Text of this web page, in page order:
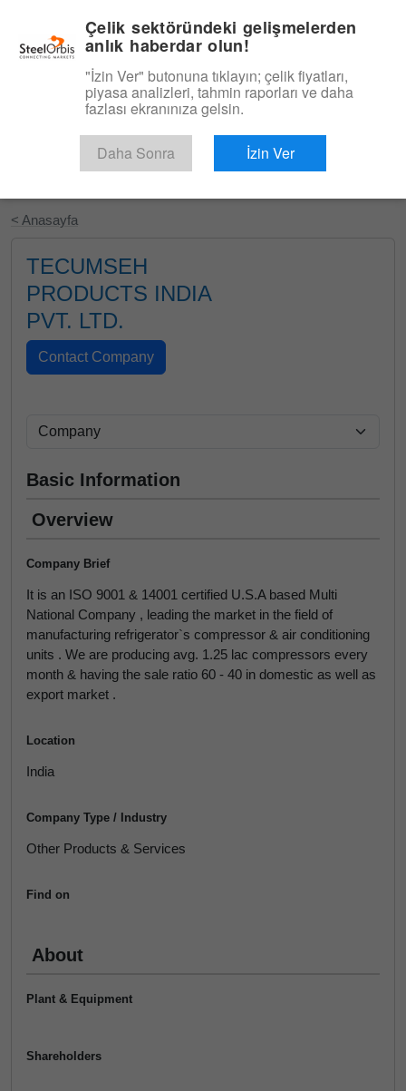
Ücretsiz Deneyin
< Anasayfa
TECUMSEH
PRODUCTS INDIA
PVT. LTD.
Basic Information
Overview
Company Brief
It is an ISO 9001 & 14001 certified U.S.A based Multi
National Company , leading the market in the field of
manufacturing refrigerator`s compressor & air conditioning
units . We are producing avg. 1.25 lac compressors every
month & having the sale ratio 60 - 40 in domestic as well as
export market .
Location
India
Company Type / Industry
Other Products & Services
Find on
About
Plant & Equipment
Shareholders
Çelik sektöründeki gelişmelerden
anlık haberdar olun!
"İzin Ver" butonuna tıklayın; çelik fiyatları,
piyasa analizleri, tahmin raporları ve daha
fazlası ekranınıza gelsin.
Daha Sonra İzin Ver